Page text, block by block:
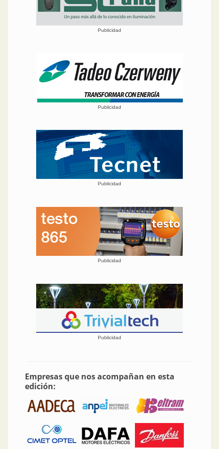
Publicidad
Publicidad
Publicidad
Publicidad
Publicidad
Empresas que nos acompañan en esta
edición: